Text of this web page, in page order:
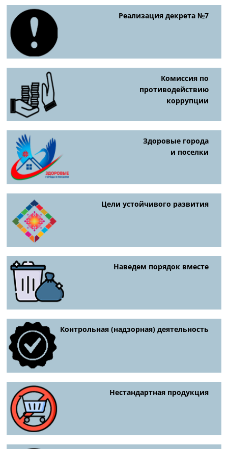
Реализация декрета №7
Комиссия по
противодействию
коррупции
Здоровые города
и поселки
Цели устойчивого развития
Наведем порядок вместе
Контрольная (надзорная) деятельность
Нестандартная продукция